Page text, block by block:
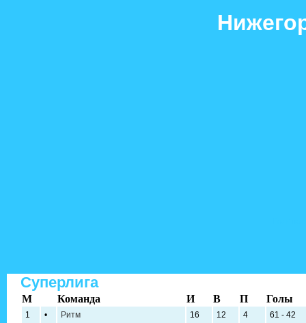
Суперлига
M Команда И В П Голы
1 • Ритм 16 12 4
61 - 42